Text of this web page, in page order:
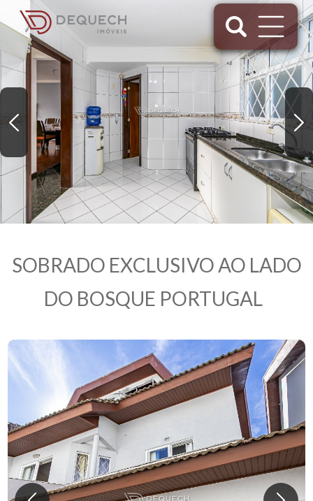
SOBRADO EXCLUSIVO AO LADO
DO BOSQUE PORTUGAL